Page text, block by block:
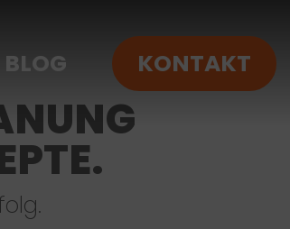
BLOG KONTAKT